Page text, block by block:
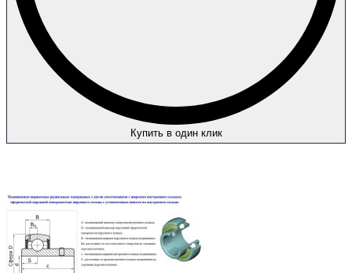
Купить в один клик